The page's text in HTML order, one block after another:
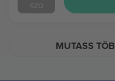
SZO
MUTASS